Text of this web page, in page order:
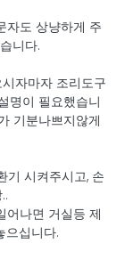
자도 상냥하게 주
니다.
자마자 조리도구
명이 필요했습니
기분나쁘지않게
기 시켜주시고, 손
어나면 거실등 제
으십니다.